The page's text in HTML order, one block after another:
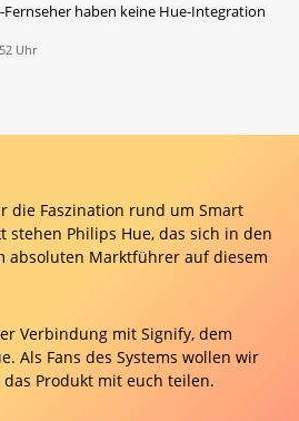
haben keine Hue-Integration
Uhr
die Faszination rund um Smart
Philips Hue, das sich in den
absoluten Marktführer auf diesem
Verbindung mit Signify, dem
Als Fans des Systems wollen wir
Produkt mit euch teilen.